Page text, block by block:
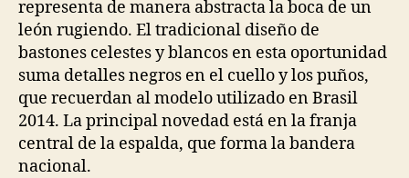
representa de manera abstracta la boca de un
león rugiendo. El tradicional diseño de
bastones celestes y blancos en esta oportunidad
suma detalles negros en el cuello y los puños,
que recuerdan al modelo utilizado en Brasil
2014. La principal novedad está en la franja
central de la espalda, que forma la bandera
nacional.